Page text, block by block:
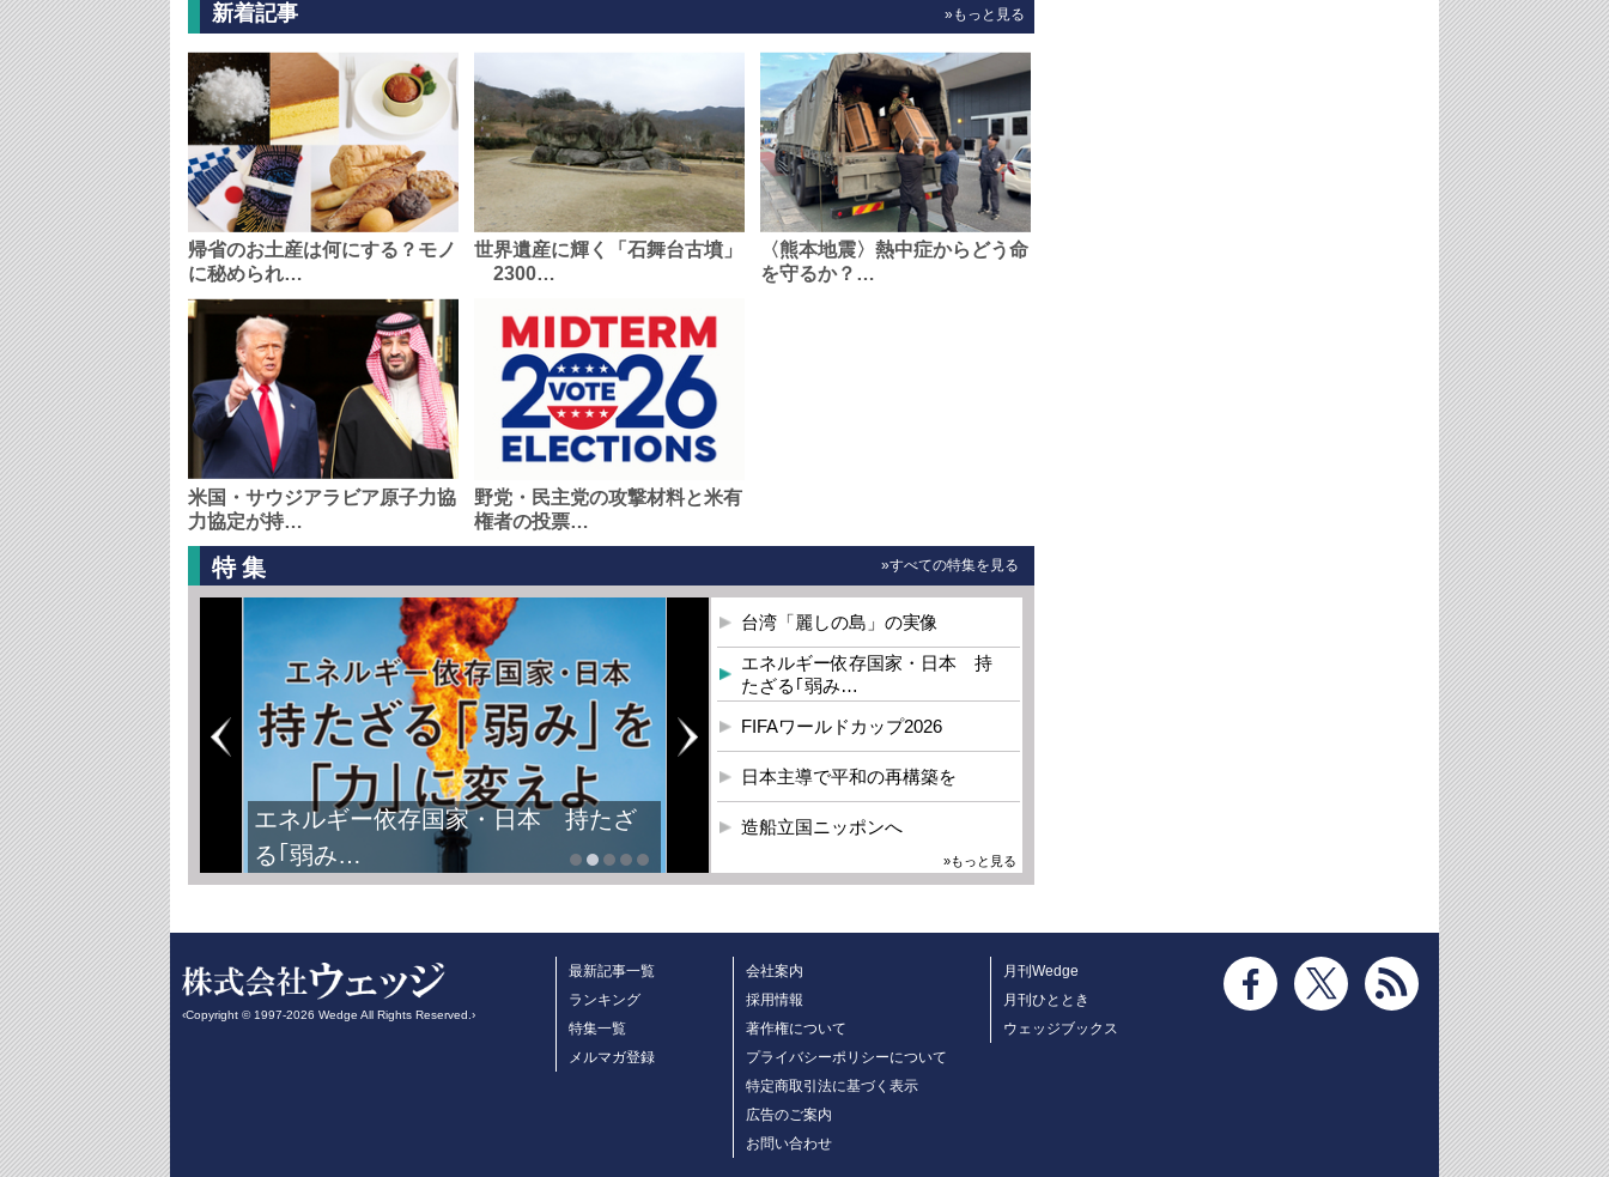
新着記事 »もっと見る
帰省のお土産は何にする？モノ
に秘められ…
世界遺産に輝く「石舞台古墳」
2300…
〈熊本地震〉熱中症からどう命
を守るか？…
米国・サウジアラビア原子力協
力協定が持…
野党・民主党の攻撃材料と米有
権者の投票…
特集 »すべての特集を見る
エネルギー依存国家・日本 持たざ
る｢弱み…
台湾「麗しの島」の実像
エネルギー依存国家・日本 持
たざる｢弱み…
FIFAワールドカップ2026
日本主導で平和の再構築を
造船立国ニッポンへ
»もっと見る
‹Copyright © 1997-2026 Wedge All Rights Reserved.›
最新記事一覧
ランキング
特集一覧
メルマガ登録
会社案内
採用情報
著作権について
プライバシーポリシーについて
特定商取引法に基づく表示
広告のご案内
お問い合わせ
月刊Wedge
月刊ひととき
ウェッジブックス